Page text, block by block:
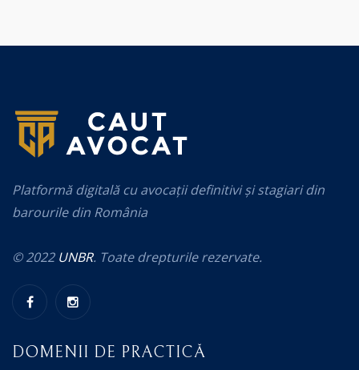
Platformă digitală cu avocații definitivi și stagiari din
barourile din România
© 2022 UNBR. Toate drepturile rezervate.
DOMENII DE PRACTICĂ